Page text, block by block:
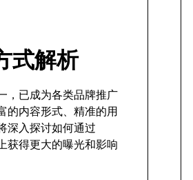
式解析
，已成为各类品牌推广
的内容形式、精准的用
深入探讨如何通过
获得更大的曝光和影响